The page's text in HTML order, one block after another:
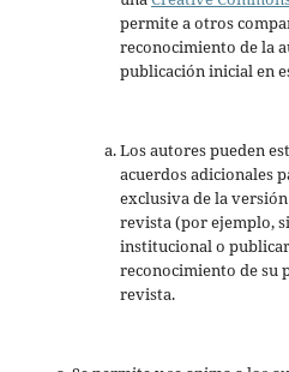
permite a otros
reconocimiento de la
publicación inicial en
Los autores pueden
acuerdos adicionales
exclusiva de la
revista (por ejemplo,
institucional o
reconocimiento de su
revista.